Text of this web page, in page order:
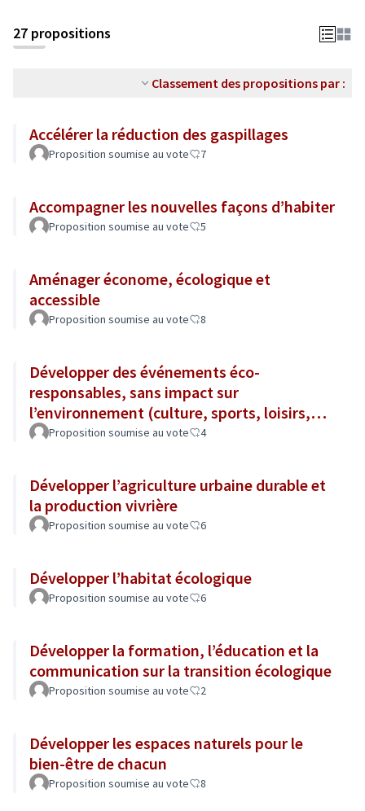
27 propositions
Classement des propositions par :
Accélérer la réduction des gaspillages
Proposition soumise au vote 7
Accompagner les nouvelles façons d’habiter
Proposition soumise au vote 5
Aménager économe, écologique et
accessible
Proposition soumise au vote 8
Développer des événements éco-
responsables, sans impact sur
l’environnement (culture, sports, loisirs,
tourisme...)
Proposition soumise au vote 4
Développer l’agriculture urbaine durable et
la production vivrière
Proposition soumise au vote 6
Développer l’habitat écologique
Proposition soumise au vote 6
Développer la formation, l’éducation et la
communication sur la transition écologique
Proposition soumise au vote 2
Développer les espaces naturels pour le
bien-être de chacun
Proposition soumise au vote 8